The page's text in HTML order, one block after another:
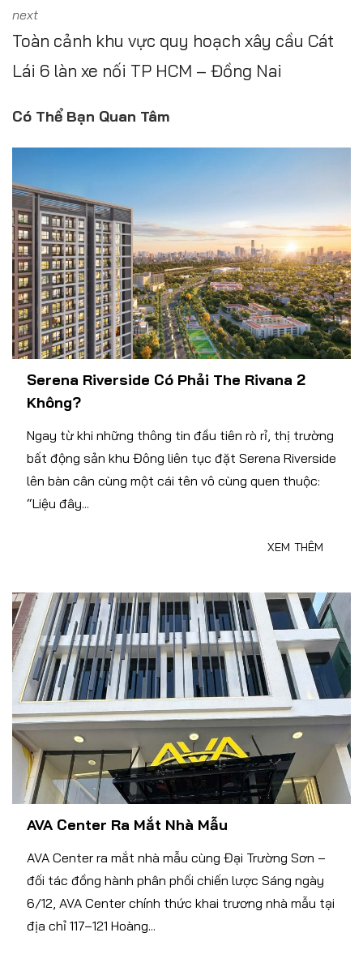
next
Toàn cảnh khu vực quy hoạch xây cầu Cát
Lái 6 làn xe nối TP HCM – Đồng Nai
Có Thể Bạn Quan Tâm
Serena Riverside Có Phải The Rivana 2
Không?
Ngay từ khi những thông tin đầu tiên rò rỉ, thị trường
bất động sản khu Đông liên tục đặt Serena Riverside
lên bàn cân cùng một cái tên vô cùng quen thuộc:
“Liệu đây...
XEM THÊM
AVA Center Ra Mắt Nhà Mẫu
AVA Center ra mắt nhà mẫu cùng Đại Trường Sơn –
đối tác đồng hành phân phối chiến lược Sáng ngày
6/12, AVA Center chính thức khai trương nhà mẫu tại
địa chỉ 117–121 Hoàng...